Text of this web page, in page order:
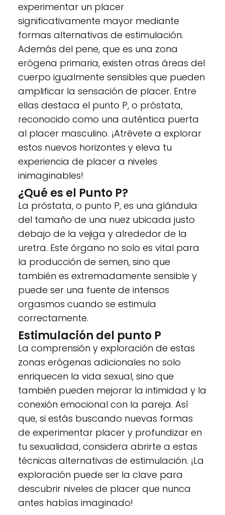
experimentar un placer
significativamente mayor mediante
formas alternativas de estimulación.
Además del pene, que es una zona
erógena primaria, existen otras áreas del
cuerpo igualmente sensibles que pueden
amplificar la sensación de placer. Entre
ellas destaca el punto P, o próstata,
reconocido como una auténtica puerta
al placer masculino. ¡Atrévete a explorar
estos nuevos horizontes y eleva tu
experiencia de placer a niveles
inimaginables!
¿Qué es el Punto P?
La próstata, o punto P, es una glándula
del tamaño de una nuez ubicada justo
debajo de la vejiga y alrededor de la
uretra. Este órgano no solo es vital para
la producción de semen, sino que
también es extremadamente sensible y
puede ser una fuente de intensos
orgasmos cuando se estimula
correctamente.
Estimulación del punto P
La comprensión y exploración de estas
zonas erógenas adicionales no solo
enriquecen la vida sexual, sino que
también pueden mejorar la intimidad y la
conexión emocional con la pareja. Así
que, si estás buscando nuevas formas
de experimentar placer y profundizar en
tu sexualidad, considera abrirte a estas
técnicas alternativas de estimulación. ¡La
exploración puede ser la clave para
descubrir niveles de placer que nunca
antes habías imaginado!